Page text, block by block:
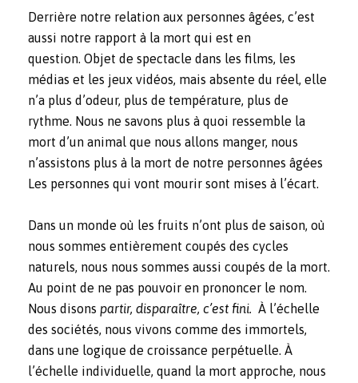
Derrière notre relation aux personnes âgées, c’est
aussi notre rapport à la mort qui est en
question. Objet de spectacle dans les films, les
médias et les jeux vidéos, mais absente du réel, elle
n’a plus d’odeur, plus de température, plus de
rythme. Nous ne savons plus à quoi ressemble la
mort d’un animal que nous allons manger, nous
n’assistons plus à la mort de notre personnes âgées
Les personnes qui vont mourir sont mises à l’écart.
Dans un monde où les fruits n’ont plus de saison, où
nous sommes entièrement coupés des cycles
naturels, nous nous sommes aussi coupés de la mort.
Au point de ne pas pouvoir en prononcer le nom.
Nous disons partir, disparaître, c’est fini.
À l’échelle
des sociétés, nous vivons comme des immortels,
dans une logique de croissance perpétuelle. À
l’échelle individuelle, quand la mort approche, nous